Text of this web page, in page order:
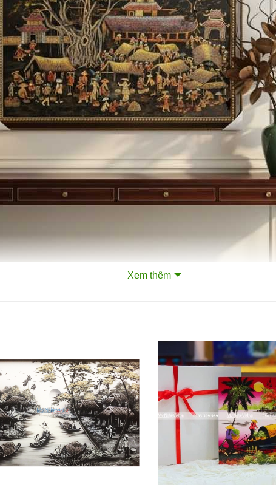
Nam, được tạo ra từ đôi bàn tay tài hoa của các nghệ nhân
chất liệu tự nhiên như sơn, vỏ trứng, vàng, bạc… được sử
Xem thêm